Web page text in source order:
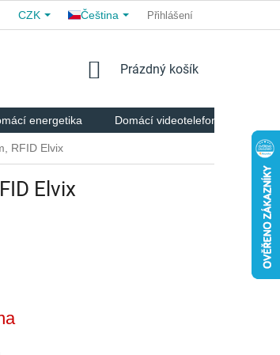
PODMÍNKY PRO PARTNERY
CZK Čeština Přihlášení
NÁKUPNÍ
Prázdný košík
energetika Domácí videotelefony
RFID Elvix
Elvix